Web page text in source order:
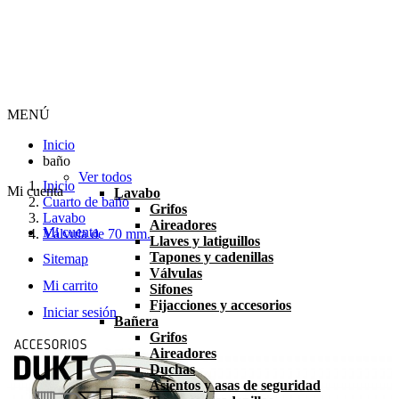
Mi cuenta
Mi cuenta
Sitemap
Mi carrito
Iniciar sesión
MENÚ
Inicio
baño
Ver todos
Lavabo
Grifos
Aireadores
Llaves y latiguillos
Tapones y cadenillas
Válvulas
Sifones
Fijacciones y accesorios
Bañera
Grifos
Aireadores
Duchas
Asientos y asas de seguridad
Inicio
Cuarto de baño
Lavabo
Válvula de 70 mm.